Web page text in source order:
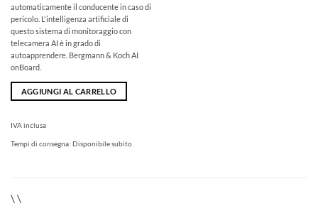
automaticamente il conducente in caso di
pericolo. L'intelligenza artificiale di
questo sistema di monitoraggio con
telecamera AI è in grado di
autoapprendere. Bergmann & Koch AI
onBoard.
AGGIUNGI AL CARRELLO
IVA inclusa
Tempi di consegna: Disponibile subito
\ \